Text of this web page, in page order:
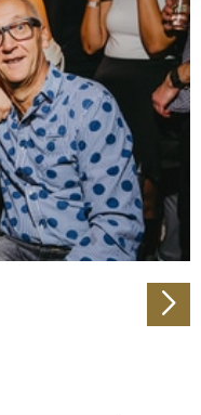
und Anzeigen zu
Medien anbieten
Website zu
zu Ihrer
Partner für
weiter. Unsere
möglicherweise mit
ihnen bereitgestellt